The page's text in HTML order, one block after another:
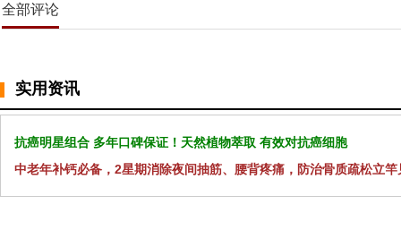
全部评论
实用资讯
抗癌明星组合 多年口碑保证！天然植物萃取 有效对抗癌细胞
中老年补钙必备，2星期消除夜间抽筋、腰背疼痛，防治骨质疏松立竿